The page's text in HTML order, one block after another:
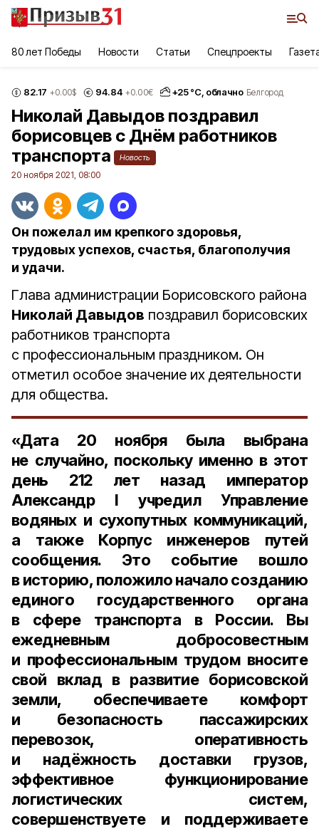
80 лет Победы Новости Статьи Спецпроекты
82.17 +0.00$ 94.84 +0.00€ +25°С, облачно Белгород
Николай Давыдов поздравил
борисовцев с Днём работников
транспорта
Новость
20 ноября 2021, 08:00
Он пожелал им крепкого здоровья,
трудовых успехов, счастья, благополучия
и удачи.
Глава администрации Борисовского района
Николай Давыдов поздравил борисовских
работников транспорта
с профессиональным праздником. Он
отметил особое значение их деятельности
для общества.
«Дата 20 ноября была выбрана
не случайно, поскольку именно в этот
день 212 лет назад император
Александр Iучредил Управление
водяных и сухопутных коммуникаций,
а также Корпус инженеров путей
сообщения. Это событие вошло
в историю, положило начало созданию
единого государственного органа
в сфере транспорта в России. Вы
ежедневным добросовестным
и профессиональным трудом вносите
свой вклад в развитие борисовской
земли, обеспечиваете комфорт
и безопасность пассажирских
перевозок, оперативность
и надёжность доставки грузов,
эффективное функционирование
логистических систем,
совершенствуете и поддерживаете